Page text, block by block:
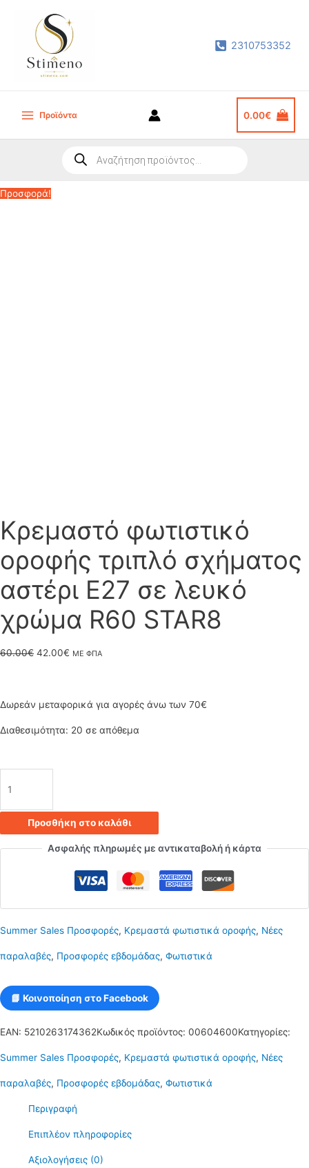
περιεχόμενο
2310753352
Main
Προϊόντα 0.00€
search
Προσφορά!
Κρεμαστό φωτιστικό
οροφής τριπλό σχήματος
αστέρι Ε27 σε λευκό
χρώμα R60 STAR8
60.00€ Original
was:
60.00€.
42.00€ Η
τιμή
είναι:
ΜΕ ΦΠΑ
Δωρεάν μεταφορικά για αγορές άνω των 70€
Διαθεσιμότητα: 20 σε απόθεμα
οροφής
αστέρι
Ε27
σε
λευκό
χρώμα
R60
STAR8
ποσότητα
Προσθήκη στο καλάθι
Ασφαλής πληρωμές με αντικαταβολή ή κάρτα
Summer Sales Προσφορές, Κρεμαστά φωτιστικά οροφής, Νέες
παραλαβές, Προσφορές εβδομάδας, Φωτιστικά
📘 Κοινοποίηση στο Facebook
EAN: 5210263174362Κωδικός προϊόντος: 00604600Κατηγορίες:
Summer Sales Προσφορές, Κρεμαστά φωτιστικά οροφής, Νέες
παραλαβές, Προσφορές εβδομάδας, Φωτιστικά
Περιγραφή
Επιπλέον πληροφορίες
Αξιολογήσεις (0)